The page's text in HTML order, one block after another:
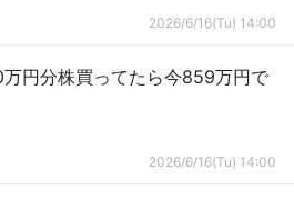
2026/6/16(Tu) 14:00
円分株買ってたら今859万円で
2026/6/16(Tu) 14:00